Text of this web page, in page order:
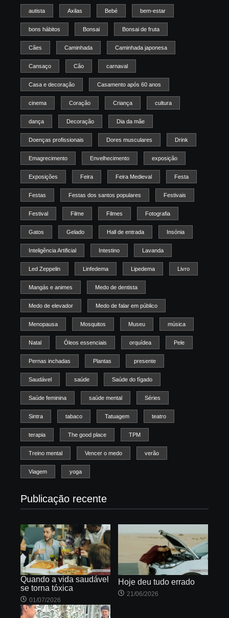
autista Axilas Bebé bem-estar
bons hábitos Bonsai Bonsai de fruta
Cães Caminhada Caminhada japonesa
Cansaço Cão carnaval
Casa e decoração Casamento após 60 anos
cinema Coração Criança cultura
dança Decoração Dia da mãe
Doenças profissionais Dores musculares Drink
Emagrecimento Envelhecimento exposição
Exposições Feira Feira Medieval Festa
Festas Festas dos santos populares Festivais
Festival Filme Filmes Fotografia
Gatos Gelado Hall de entrada Insónia
Inteligência Artificial Intestino Lavanda
Led Zeppelin Linfedema Lipedema Livro
Mangás e animes Medo de dentista
Medo de elevador Medo de falar em público
Menopausa Mosquitos Museu música
Natal Óleos essenciais orquídea Pele
Pernas inchadas Plantas presente
Saudável saúde Saúde do fígado
Saúde feminina saúde mental Séries
Sintra tabaco Tatuagem teatro
terapia The good place TPM
Treino mental Vencer o medo verão
Viagem yoga
Publicação recente
Quando a vida saudável
se torna tóxica
01/07/2026
Hoje deu tudo errado
21/06/2026